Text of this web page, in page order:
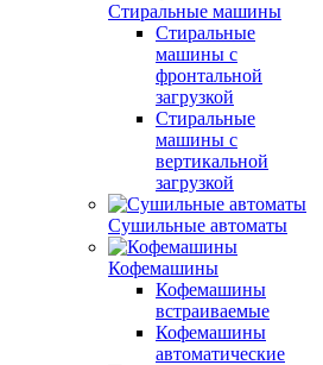
Стиральные машины
Стиральные
машины с
фронтальной
загрузкой
Стиральные
машины с
вертикальной
загрузкой
Сушильные автоматы
Кофемашины
Кофемашины
встраиваемые
Кофемашины
автоматические